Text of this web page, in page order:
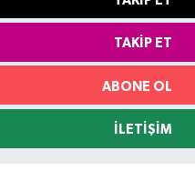
TAKIP ET
ABONE OL
İLETIŞIM